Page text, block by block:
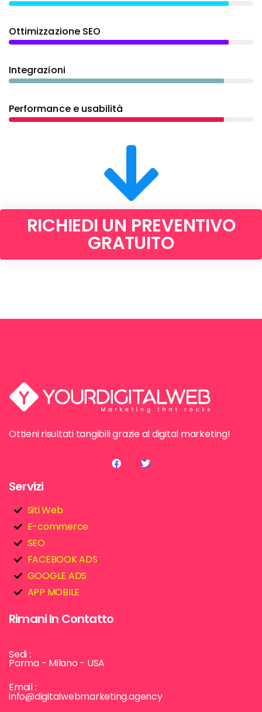
Ottimizzazione SEO
Integrazioni
Performance e usabilità
RICHIEDI UN PREVENTIVO
GRATUITO
Ottieni risultati tangibili grazie al digital marketing!
Servizi
Siti Web
E-commerce
SEO
FACEBOOK ADS
GOOGLE ADS
APP MOBILE
Rimani In Contatto
Sedi :
Parma - Milano - USA
Email :
info@digitalwebmarketing.agency